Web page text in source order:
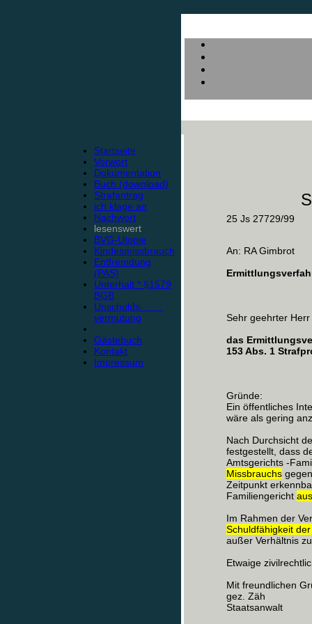
Startseite
Vorwort
Dokumentation
Buch (download)
Strafantrag
ich klage an
Nachwort
lesenswert
BVG-Utopie
Kindesmissbrauch
Entfremdung
(PAS)
Unterhalt * §1579
BGB
Unschulds-
vermutung
Gästebuch
Kontakt
Impressum
25 Js 27729/99
An: RA Gimbrot
Sehr geehrter
das
153 Abs. 1
Gründe:
Ein öffentliches
wäre als gering
Nach Durchsicht
festgestellt, dass
Amtsgerichts -
Missbrauchs
Zeitpunkt
Familiengericht
Im Rahmen der
Schuldfähigkeit
außer Verhältnis
Etwaige
Mit freundlichen
gez. Zäh
Staatsanwalt